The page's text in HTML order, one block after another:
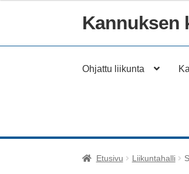
Siirry
navigointiin
Siirry
sisältöön
Kannuksen
Ohjattu liikunta
Etusivu Liikuntahalli